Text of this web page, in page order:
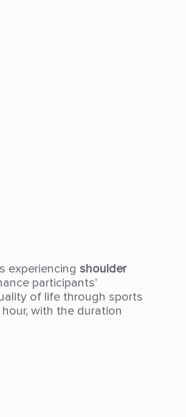
experiencing shoulder
participants’
of life through sports
with the duration